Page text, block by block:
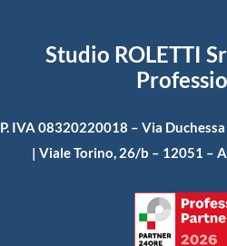
Studio ROLETTI
P. IVA 08320220018 – Via
| Viale Torino, 26/b – 12051 –